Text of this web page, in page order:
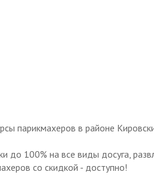
парикмахеров в районе
до 100% на все виды досуга,
со скидкой - доступно!